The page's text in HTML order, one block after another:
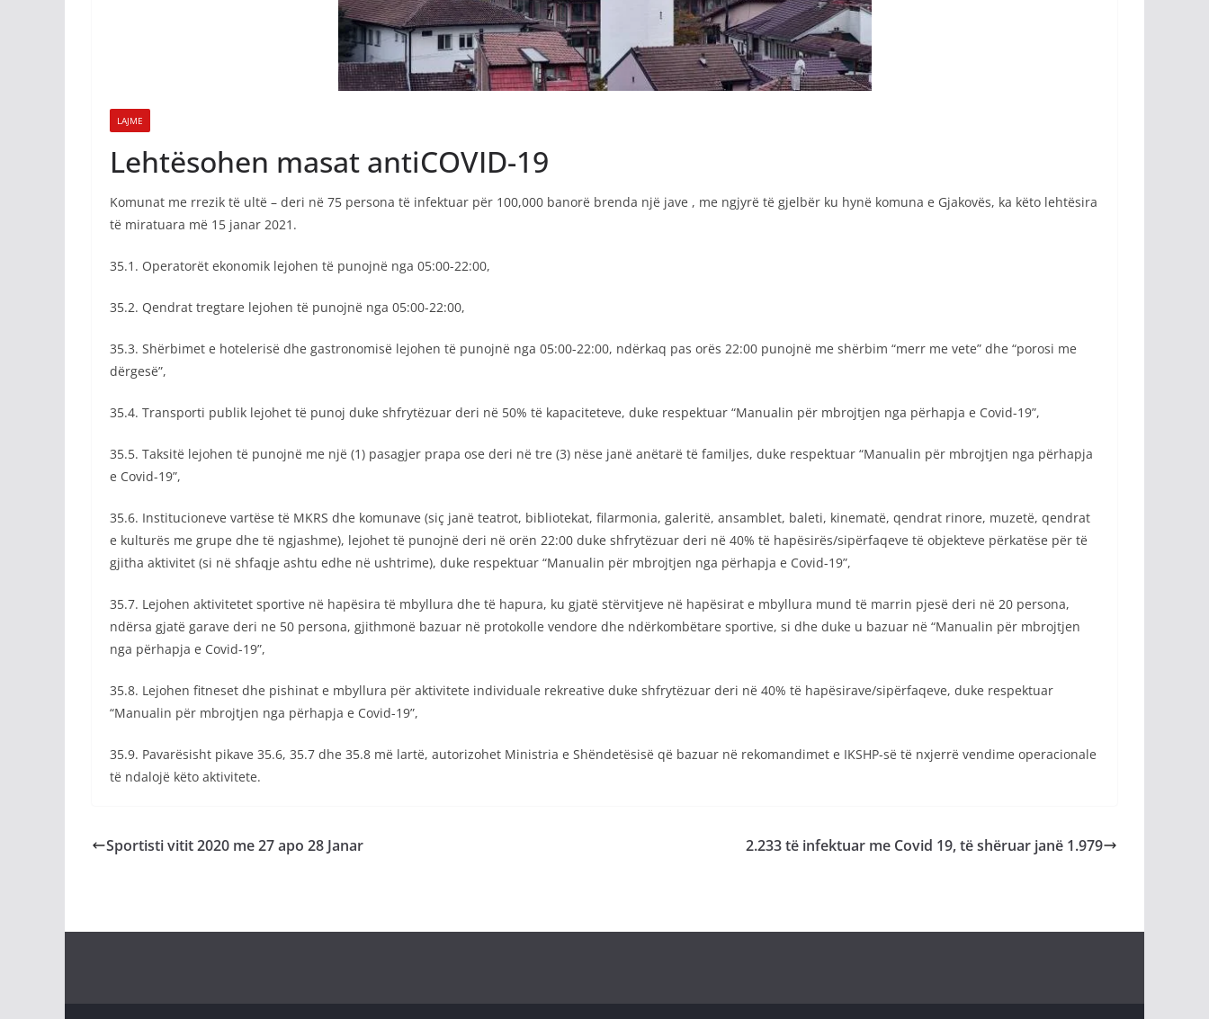
LAJME
Lehtësohen masat antiCOVID-19
Komunat me rrezik të ultë – deri në 75 persona të infektuar për 100,000 banorë brenda një jave , me ngjyrë të gjelbër ku hynë komuna e Gjakovës, ka këto lehtësira
të miratuara më 15 janar 2021.
35.1. Operatorët ekonomik lejohen të punojnë nga 05:00-22:00,
35.2. Qendrat tregtare lejohen të punojnë nga 05:00-22:00,
35.3. Shërbimet e hotelerisë dhe gastronomisë lejohen të punojnë nga 05:00-22:00, ndërkaq pas orës 22:00 punojnë me shërbim “merr me vete” dhe “porosi me
dërgesë”,
35.4. Transporti publik lejohet të punoj duke shfrytëzuar deri në 50% të kapaciteteve, duke respektuar “Manualin për mbrojtjen nga përhapja e Covid-19”,
35.5. Taksitë lejohen të punojnë me një (1) pasagjer prapa ose deri në tre (3) nëse janë anëtarë të familjes, duke respektuar “Manualin për mbrojtjen nga përhapja
e Covid-19”,
35.6. Institucioneve vartëse të MKRS dhe komunave (siç janë teatrot, bibliotekat, filarmonia, galeritë, ansamblet, baleti, kinematë, qendrat rinore, muzetë, qendrat
e kulturës me grupe dhe të ngjashme), lejohet të punojnë deri në orën 22:00 duke shfrytëzuar deri në 40% të hapësirës/sipërfaqeve të objekteve përkatëse për të
gjitha aktivitet (si në shfaqje ashtu edhe në ushtrime), duke respektuar “Manualin për mbrojtjen nga përhapja e Covid-19”,
35.7. Lejohen aktivitetet sportive në hapësira të mbyllura dhe të hapura, ku gjatë stërvitjeve në hapësirat e mbyllura mund të marrin pjesë deri në 20 persona,
ndërsa gjatë garave deri ne 50 persona, gjithmonë bazuar në protokolle vendore dhe ndërkombëtare sportive, si dhe duke u bazuar në “Manualin për mbrojtjen
nga përhapja e Covid-19”,
35.8. Lejohen fitneset dhe pishinat e mbyllura për aktivitete individuale rekreative duke shfrytëzuar deri në 40% të hapësirave/sipërfaqeve, duke respektuar
“Manualin për mbrojtjen nga përhapja e Covid-19”,
35.9. Pavarësisht pikave 35.6, 35.7 dhe 35.8 më lartë, autorizohet Ministria e Shëndetësisë që bazuar në rekomandimet e IKSHP-së të nxjerrë vendime operacionale
të ndalojë këto aktivitete.
Sportisti vitit 2020 me 27 apo 28 Janar 2.233 të infektuar me Covid 19, të shëruar janë 1.979